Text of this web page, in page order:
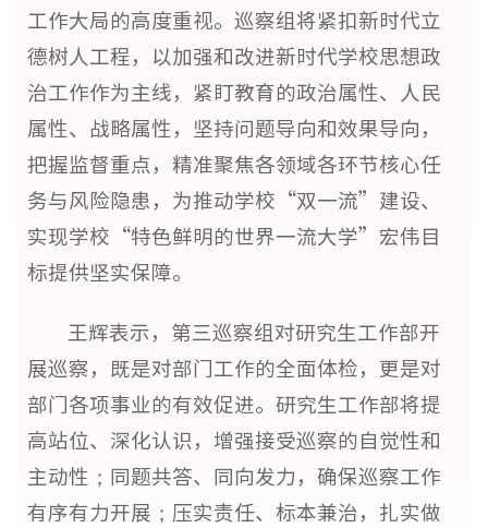
工作大局的高度重视。巡察组将紧扣新时代立
德树人工程，以加强和改进新时代学校思想政
治工作作为主线，紧盯教育的政治属性、人民
属性、战略属性，坚持问题导向和效果导向，
把握监督重点，精准聚焦各领域各环节核心任
务与风险隐患，为推动学校“双一流”建设、
实现学校“特色鲜明的世界一流大学”宏伟目
标提供坚实保障。
王辉表示，第三巡察组对研究生工作部开
展巡察，既是对部门工作的全面体检，更是对
部门各项事业的有效促进。研究生工作部将提
高站位、深化认识，增强接受巡察的自觉性和
主动性；同题共答、同向发力，确保巡察工作
有序有力开展；压实责任、标本兼治，扎实做